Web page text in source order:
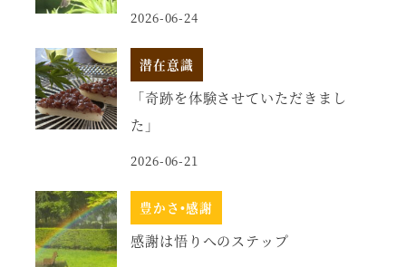
2026-06-24
潜在意識
「奇跡を体験させていただきまし
た」
2026-06-21
豊かさ•感謝
感謝は悟りへのステップ